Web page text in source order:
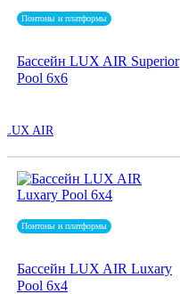
Понтоны и платформы
Бассейн LUX AIR Superior
Pool 6x6
LUX AIR
Понтоны и платформы
Бассейн LUX AIR Luxary
Pool 6x4